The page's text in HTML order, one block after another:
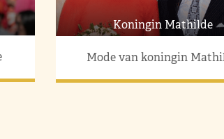
Koningin Mathilde
Mode van koningin